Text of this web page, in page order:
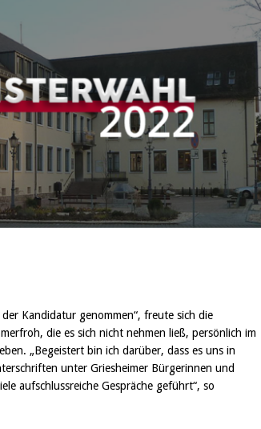
aus….
Kandidatur genommen“, freute sich die
die es sich nicht nehmen ließ, persönlich im
„Begeistert bin ich darüber, dass es uns in
unter Griesheimer Bürgerinnen und
aufschlussreiche Gespräche geführt“, so